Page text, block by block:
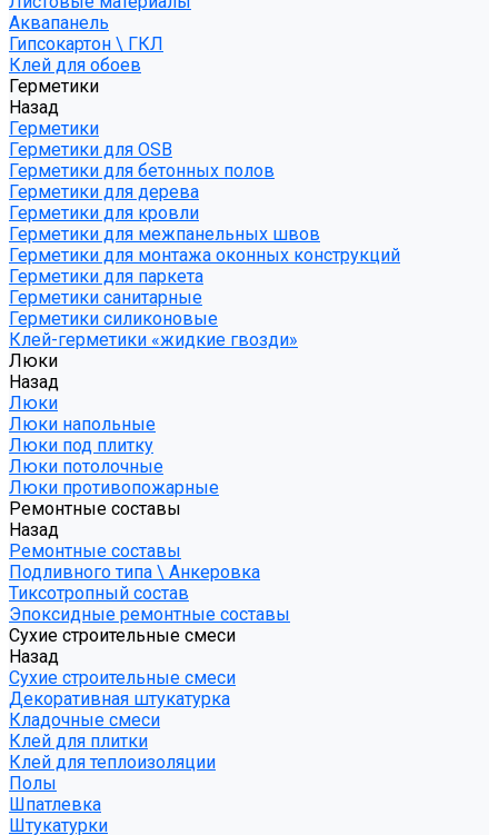
Аквапанель
Гипсокартон \ ГКЛ
Клей для обоев
Герметики
Назад
Герметики
Герметики для OSB
Герметики для бетонных полов
Герметики для дерева
Герметики для кровли
Герметики для межпанельных швов
Герметики для монтажа оконных конструкций
Герметики для паркета
Герметики санитарные
Герметики силиконовые
Клей-герметики «жидкие гвозди»
Люки
Назад
Люки
Люки напольные
Люки под плитку
Люки потолочные
Люки противопожарные
Ремонтные составы
Назад
Ремонтные составы
Подливного типа \ Анкеровка
Тиксотропный состав
Эпоксидные ремонтные составы
Сухие строительные смеси
Назад
Сухие строительные смеси
Декоративная штукатурка
Кладочные смеси
Клей для плитки
Клей для теплоизоляции
Полы
Шпатлевка
Штукатурки